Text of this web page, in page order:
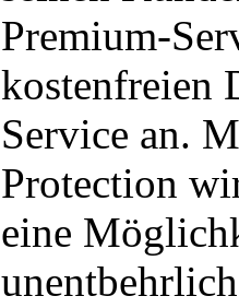
Premium-
kostenfreien
Service an.
Protection
eine